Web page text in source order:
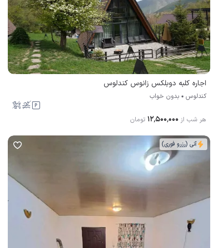
اجاره کلبه دوبلکس زانوس کندلوس
کندلوس بدون خواب
هر شب از ۱۲٬۵۰۰٬۰۰۰ تومان
آنی (رزرو فوری)